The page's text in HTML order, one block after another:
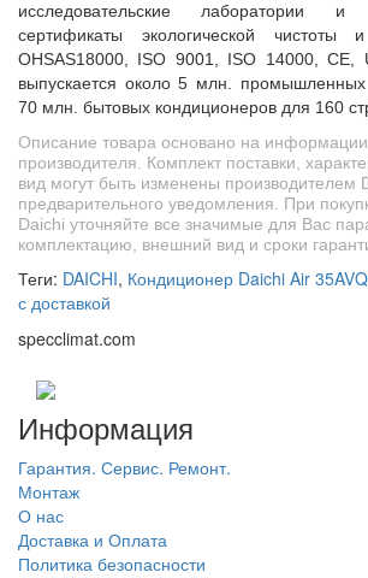
исследовательские лаборатории
сертификаты экологической чистоты
OHSAS18000, ISO 9001, ISO 14000, CE,
выпускается около 5 млн.
70 млн. бытовых кондиционеров для 160
Описание товара основано на
производителя. Комплект поставки,
вид могут быть изменены производителем
предварительного уведомления. При
Daichi уточняйте все значимые для Вас
комплектацию, внешний вид и сроки
Теги: DAICHI, Кондиционер Daichi Air
с доставкой
specclimat.com
Информация
Гарантия. Сервис. Ремонт.
Монтаж
О нас
Доставка и Оплата
Политика безопасности